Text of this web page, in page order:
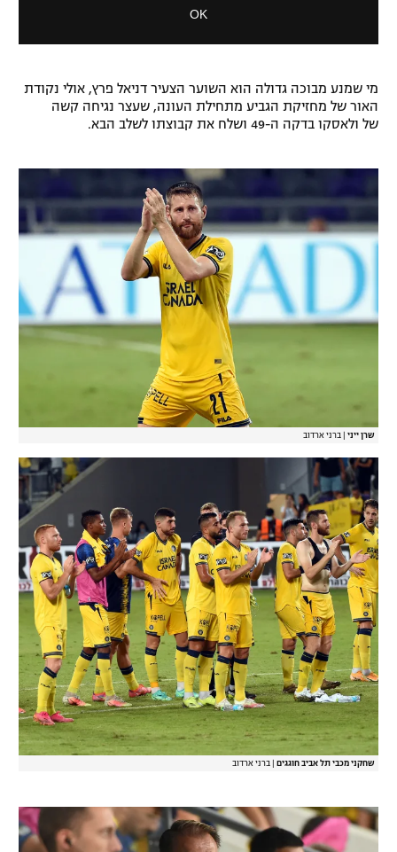
w
i
n
w
OK
a
l
o
מי שמנע מבוכה גדולה הוא השוער הצעיר דניאל פרץ, אולי נקודת
האור של מחזיקת הגביע מתחילת העונה, שעצר נגיחה קשה
של ולאסקו בדקה ה-49 ושלח את קבוצתו לשלב הבא.
שרן ייני ברני ארדוב
שחקני מכבי תל אביב חוגגים ברני ארדוב